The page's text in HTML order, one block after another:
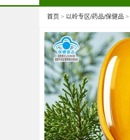
首页 > 以岭专区/药品/保健品 >